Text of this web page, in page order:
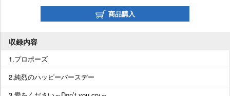
商品購入
収録内容
1.プロポーズ
2.純烈のハッピーバースデー